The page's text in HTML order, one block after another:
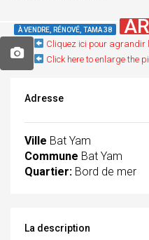
À VENDRE, RÉNOVÉ, TAMA 38
Cliquez ici pour agrandir
Click here to enlarge the
Adresse
Ville Bat Yam
Commune Bat Yam
Quartier: Bord de mer
La description